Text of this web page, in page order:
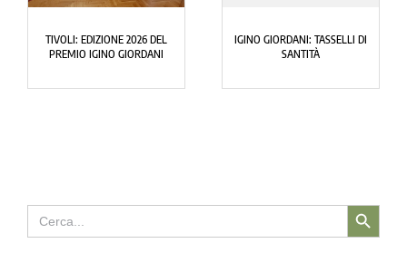
TIVOLI: EDIZIONE 2026 DEL
PREMIO IGINO GIORDANI
IGINO GIORDANI: TASSELLI DI
SANTITÀ
Search
for:
Search Button